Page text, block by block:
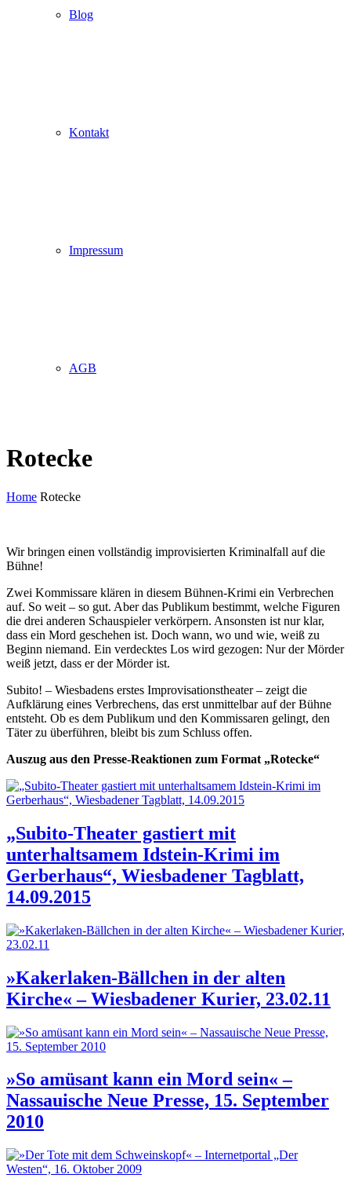
Blog
Kontakt
Impressum
AGB
Rotecke
Home Rotecke
Wir bringen einen vollständig improvisierten Kriminalfall auf die
Bühne!
Zwei Kommissare klären in diesem Bühnen-Krimi ein Verbrechen
auf. So weit – so gut. Aber das Publikum bestimmt, welche Figuren
die drei anderen Schauspieler verkörpern. Ansonsten ist nur klar,
dass ein Mord geschehen ist. Doch wann, wo und wie, weiß zu
Beginn niemand. Ein verdecktes Los wird gezogen: Nur der Mörder
weiß jetzt, dass er der Mörder ist.
Subito! – Wiesbadens erstes Improvisationstheater – zeigt die
Aufklärung eines Verbrechens, das erst unmittelbar auf der Bühne
entsteht. Ob es dem Publikum und den Kommissaren gelingt, den
Täter zu überführen, bleibt bis zum Schluss offen.
Auszug aus den Presse-Reaktionen zum Format „Rotecke“
„Subito-Theater gastiert mit
unterhaltsamem Idstein-Krimi im
Gerberhaus“, Wiesbadener Tagblatt,
14.09.2015
»Kakerlaken-Bällchen in der alten
Kirche« – Wiesbadener Kurier, 23.02.11
»So amüsant kann ein Mord sein« –
Nassauische Neue Presse, 15. September
2010